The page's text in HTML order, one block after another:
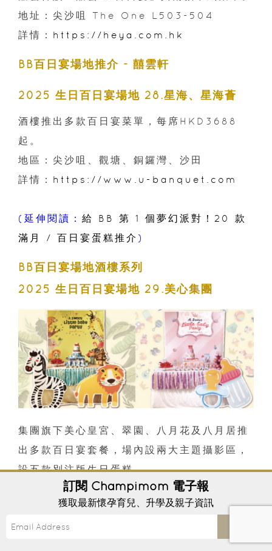
地址：尖沙咀 The One L503-504
詳情： https://heya.com.hk
BB百日宴場地推介 - 囍雲軒
2025 生日百日宴場地 28.星海、星海薈
酒樓推出多款百日宴菜單，每席HKD3688
起。
地區：尖沙咀、觀塘、銅鑼灣、沙田
詳情： https://www.u-banquet.com
(延伸閱讀： 給 BB 第 1 個夢幻派對！20 款
滿月 / 百日宴蛋糕推介 )
BB百日宴場地酒樓系列
2025 生日百日宴場地 29.美心集團
集團旗下美心皇宮、翠園、八月花及八月居推
出多款百日宴套餐，場內設兩大主題攝影區，
設五款別注版生日蛋糕。
https://www.maximschinese.com.hk
/assets/banquet/e966d3b4-5220-
訂閱 Champimom 電子報
獲取最新懷孕育兒、升學及親子資訊